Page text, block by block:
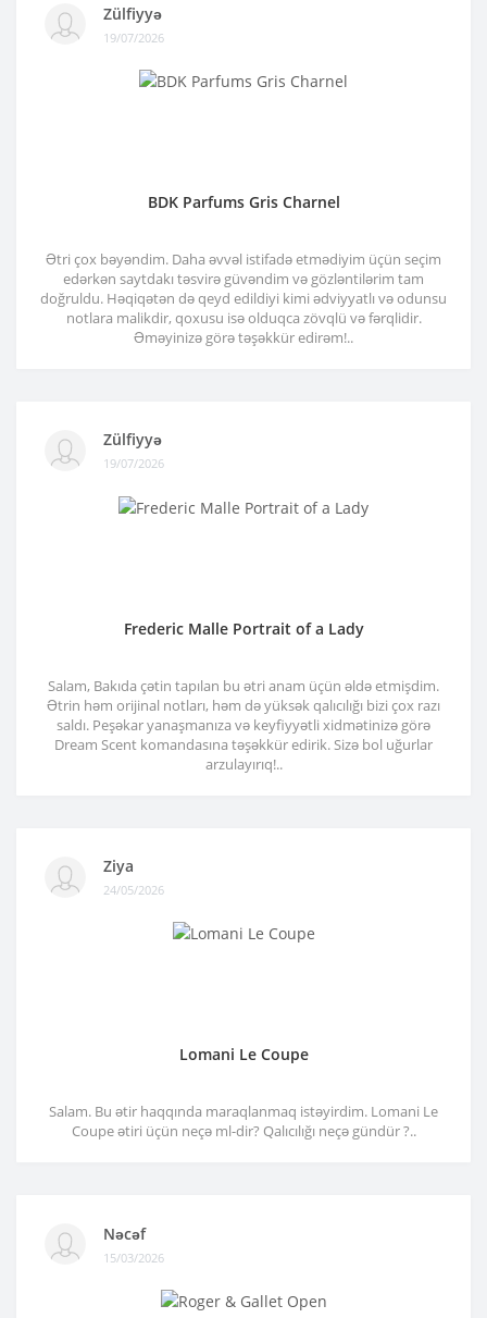
Zülfiyyə
19/07/2026
BDK Parfums Gris Charnel
Ətri çox bəyəndim. Daha əvvəl istifadə etmədiyim üçün seçim
edərkən saytdakı təsvirə güvəndim və gözləntilərim tam
doğruldu. Həqiqətən də qeyd edildiyi kimi ədviyyatlı və odunsu
notlara malikdir, qoxusu isə olduqca zövqlü və fərqlidir.
Əməyinizə görə təşəkkür edirəm!..
Zülfiyyə
19/07/2026
Frederic Malle Portrait of a Lady
Salam, Bakıda çətin tapılan bu ətri anam üçün əldə etmişdim.
Ətrin həm orijinal notları, həm də yüksək qalıcılığı bizi çox razı
saldı. Peşəkar yanaşmanıza və keyfiyyətli xidmətinizə görə
Dream Scent komandasına təşəkkür edirik. Sizə bol uğurlar
arzulayırıq!..
Ziya
24/05/2026
Lomani Le Coupe
Salam. Bu ətir haqqında maraqlanmaq istəyirdim. Lomani Le
Coupe ətiri üçün neçə ml-dir? Qalıcılığı neçə gündür ?..
Nəcəf
15/03/2026